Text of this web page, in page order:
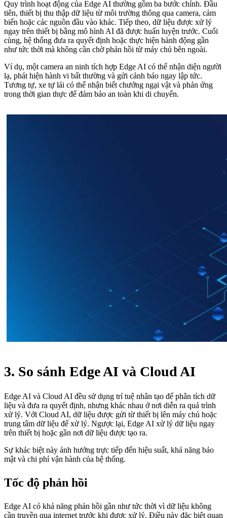
Quy trình hoạt động của Edge AI thường gồm ba bước chính. Đầu
tiên, thiết bị thu thập dữ liệu từ môi trường thông qua camera, cảm
biến hoặc các nguồn đầu vào khác. Tiếp theo, dữ liệu được xử lý
ngay trên thiết bị bằng mô hình AI đã được huấn luyện trước. Cuối
cùng, hệ thống đưa ra quyết định hoặc thực hiện hành động gần
như tức thời mà không cần chờ phản hồi từ máy chủ bên ngoài.
Ví dụ, một camera an ninh tích hợp Edge AI có thể nhận diện người
lạ, phát hiện hành vi bất thường và gửi cảnh báo ngay lập tức.
Tương tự, xe tự lái có thể nhận biết chướng ngại vật và phản ứng
trong thời gian thực để đảm bảo an toàn khi di chuyển.
3. So sánh Edge AI và Cloud AI
Edge AI và Cloud AI đều sử dụng trí tuệ nhân tạo để phân tích dữ
liệu và đưa ra quyết định, nhưng khác nhau ở nơi diễn ra quá trình
xử lý. Với Cloud AI, dữ liệu được gửi từ thiết bị lên máy chủ hoặc
trung tâm dữ liệu để xử lý. Ngược lại, Edge AI xử lý dữ liệu ngay
trên thiết bị hoặc gần nơi dữ liệu được tạo ra.
Sự khác biệt này ảnh hưởng trực tiếp đến hiệu suất, khả năng bảo
mật và chi phí vận hành của hệ thống.
Tốc độ phản hồi
Edge AI có khả năng phản hồi gần như tức thời vì dữ liệu không
cần truyền qua internet trước khi được xử lý. Điều này đặc biệt quan